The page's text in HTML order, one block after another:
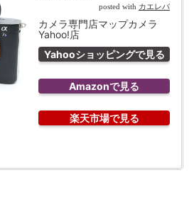
posted with カエレバ
カメラ専門店マップカメラ
Yahoo!店
Yahooショッピングで見る
Amazonで見る
楽天市場で見る